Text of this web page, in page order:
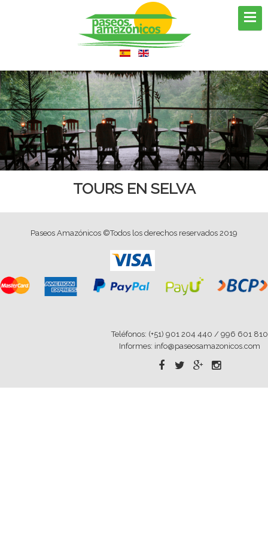
TOURS EN SELVA
Paseos Amazónicos ©Todos los derechos reservados 2019
Teléfonos: (+51) 901 204 440 / 996 601 810
Informes: info@paseosamazonicos.com